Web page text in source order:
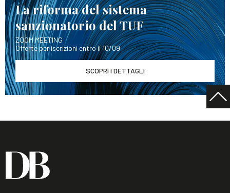
La riforma del sistema
sanzionatorio del TUF
ZOOM MEETING
Offerte per iscrizioni entro il 10/09
SCOPRI I DETTAGLI